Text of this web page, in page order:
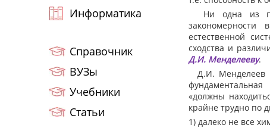
Информатика
Справочник
ВУЗы
Учебники
Статьи
Ни одна из
естественной
сходства и
Д.И. Менделееву.
Д.И. Менделеев
«должны
крайне трудно по
1) далеко не все